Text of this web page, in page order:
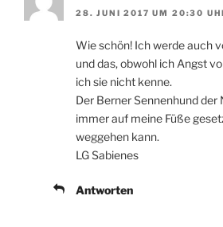
28. JUNI 2017 UM 20:30
Wie schön! Ich werde auch
und das, obwohl ich Angst
ich sie nicht kenne.
Der Berner Sennenhund der
immer auf meine Füße
weggehen kann.
LG Sabienes
Antworten